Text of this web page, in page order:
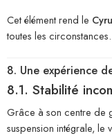
Cet élément rend le
toutes les circonstances.
8. Une expérience
8.1. Stabilité
Grâce à son centre de
suspension intégrale, le